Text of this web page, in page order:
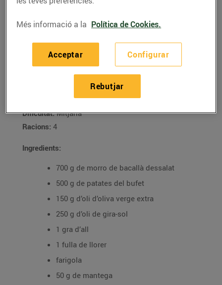
Recepta de bacallà amb
patates i ou
05/de juny/2020
Primer
Dificultat:Mitjana
Racions: 4
Ingredients:
700 g de morro de bacallà dessalat
500 g de patates del bufet
150 g d’oli d’oliva verge extra
250 g d’oli de gira-sol
1 gra d’all
1 fulla de llorer
farigola
50 g de mantega
Més informació a la Política de Cookies.
Configurar
Rebutjar
Acceptar